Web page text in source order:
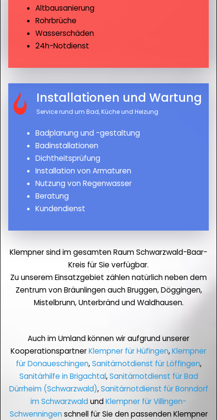
Altbausanierung
Rohrbrüche
Wasserschäden
24h-Notdienst
Installationen und Wartung
Service rund um Bad, Küche und Heizung
Badplanung und -gestaltung
Badinstallationen
Dichtheitsprüfung
Installation von Armaturen
Nutzung von Regenwasser
Beratung
Kundendienst
Klempner sind im gesamten Raum Schwarzwald-Baar-
Kreis für Sie verfügbar.
Zu unserem Einsatzgebiet zählen natürlich neben dem
Zentrum von Bräunlingen auch Bruggen, Döggingen,
Mistelbrunn, Unterbränd und Waldhausen.
Auch im Umland können wir aufgrund unserer
KooperationspartnerKlempner für Hüfingen,Klempner
für Donaueschingen,Sanitärnotdienst für Löffingen,
Sanitärhilfe in Brigachtal,Sanitärnotdienst für Bad
Dürrheim (Schwarzwald),Sanitärnotdienst für Bonndorf
im SchwarzwaldundKlempner für Villingen-
Schwenningen schnell für Sie den passenden Klempner